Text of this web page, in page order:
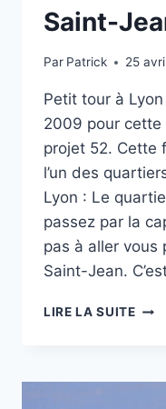
Saint-
Par Patrick 25
Petit tour à
2009 pour cette
projet 52. Cette
l’un des
Lyon : Le
passez par la
pas à aller vous
Saint-Jean.
LIRE LA SUITE
–